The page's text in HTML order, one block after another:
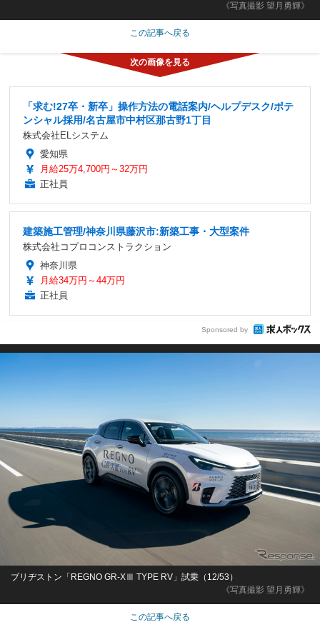
《写真撮影 望月勇輝》
この記事へ戻る
「求む!27卒・新卒」操作方法の電話案内/ヘルプデスク/ポテ
ンシャル採用/名古屋市中村区那古野1丁目
株式会社ELシステム
愛知県
月給25万4,700円～32万円
正社員
建築施工管理/神奈川県藤沢市:新築工事・大型案件
株式会社コプロコンストラクション
神奈川県
月給34万円～44万円
正社員
Sponsored by
《写真撮影 望月勇輝》
ブリヂストン「REGNO GR-XⅢ TYPE RV」試乗（12/53）
この記事へ戻る